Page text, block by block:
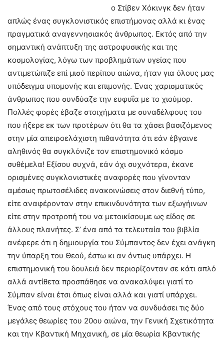
ο Στίβεν Χόκινγκ δεν ήταν
απλώς ένας συγκλονιστικός επιστήμονας αλλά κι ένας
πραγματικά αναγεννησιακός άνθρωπος. Εκτός από την
σημαντική ανάπτυξη της αστροφυσικής και της
κοσμολογίας, λόγω των προβλημάτων υγείας που
αντιμετώπιζε επί μισό περίπου αιώνα, ήταν για όλους μας
υπόδειγμα υπομονής και επιμονής. Ένας χαρισματικός
άνθρωπος που συνδύαζε την ευφυΐα με το χιούμορ.
Πολλές φορές έβαζε στοιχήματα με συναδέλφους του
που ήξερε εκ των προτέρων ότι θα τα χάσει βασιζόμενος
στην μία απειροελάχιστη πιθανότητα ότι εάν έβγαινε
αληθινός θα συγκλόνιζε τον επιστημονικό κόσμο
συθέμελα! Εξίσου συχνά, εάν όχι συχνότερα, έκανε
ορισμένες συγκλονιστικές αναφορές που γίνονταν
αμέσως πρωτοσέλιδες ανακοινώσεις στον διεθνή τύπο,
είτε αναφέρονταν στην επικινδυνότητα των εξωγήινων
είτε στην προτροπή του να μετοικίσουμε ως είδος σε
άλλους πλανήτες. Σ’ ένα από τα τελευταία του βιβλία
ανέφερε ότι η δημιουργία του Σύμπαντος δεν έχει ανάγκη
την ύπαρξη του Θεού, έστω κι αν όντως υπάρχει. Η
επιστημονική του δουλειά δεν περιορίζονταν σε κάτι απλό
αλλά αντίθετα προσπάθησε να ανακαλύψει γιατί το
Σύμπαν είναι έτσι όπως είναι αλλά και γιατί υπάρχει.
Ένας από τους στόχους του ήταν να συνδυάσει τις δύο
μεγάλες θεωρίες του 20ου αιώνα, την Γενική Σχετικότητα
και την Κβαντική Μηχανική, σε μία θεωρία Κβαντικής